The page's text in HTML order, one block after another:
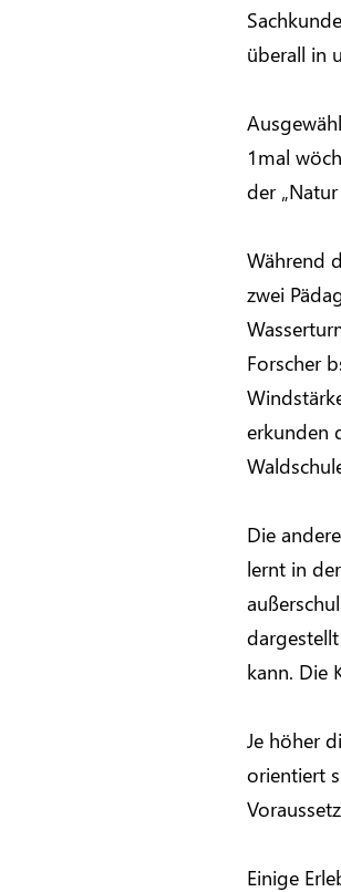
überall in
1mal
der
Während
zwei
Forscher
erkunden
Die
lernt in
kann. Die
Je höher
orientiert
Einige